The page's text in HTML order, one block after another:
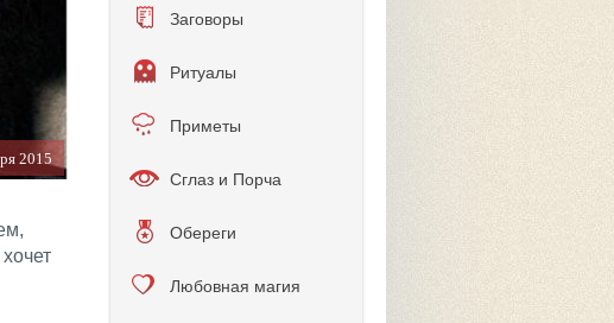
2015
Заговоры
Ритуалы
Приметы
Сглаз и Порча
Обереги
Любовная магия